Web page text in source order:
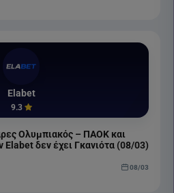
Elabet
9.3
Ολυμπιακός – ΠΑΟΚ και
Elabet δεν έχει Γκανιότα (08/03)
08/03